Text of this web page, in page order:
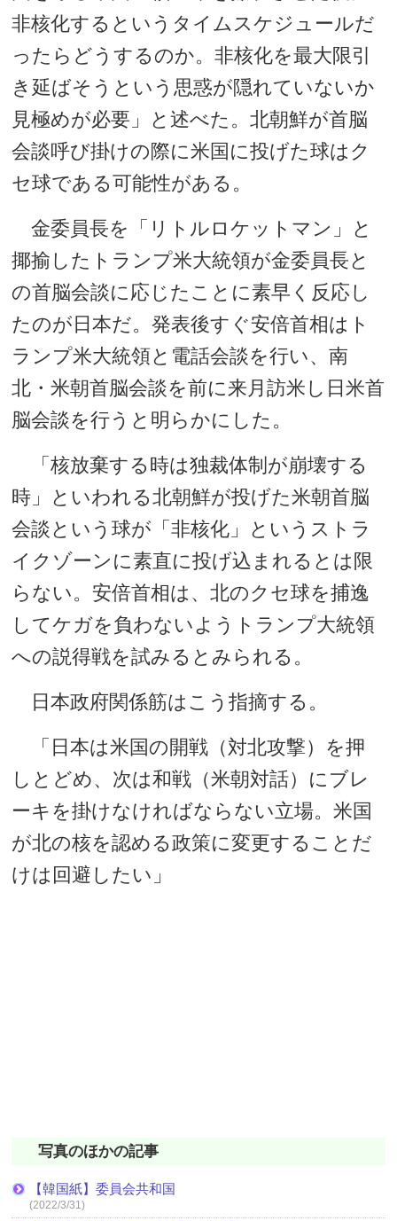
非核化するというタイムスケジュールだ
ったらどうするのか。非核化を最大限引
き延ばそうという思惑が隠れていないか
見極めが必要」と述べた。北朝鮮が首脳
会談呼び掛けの際に米国に投げた球はク
セ球である可能性がある。
金委員長を「リトルロケットマン」と
揶揄したトランプ米大統領が金委員長と
の首脳会談に応じたことに素早く反応し
たのが日本だ。発表後すぐ安倍首相はト
ランプ米大統領と電話会談を行い、南
北・米朝首脳会談を前に来月訪米し日米首
脳会談を行うと明らかにした。
「核放棄する時は独裁体制が崩壊する
時」といわれる北朝鮮が投げた米朝首脳
会談という球が「非核化」というストラ
イクゾーンに素直に投げ込まれるとは限
らない。安倍首相は、北のクセ球を捕逸
してケガを負わないようトランプ大統領
への説得戦を試みるとみられる。
日本政府関係筋はこう指摘する。
「日本は米国の開戦（対北攻撃）を押
しとどめ、次は和戦（米朝対話）にブレ
ーキを掛けなければならない立場。米国
が北の核を認める政策に変更することだ
けは回避したい」
写真のほかの記事
【韓国紙】委員会共和国
(2022/3/31)